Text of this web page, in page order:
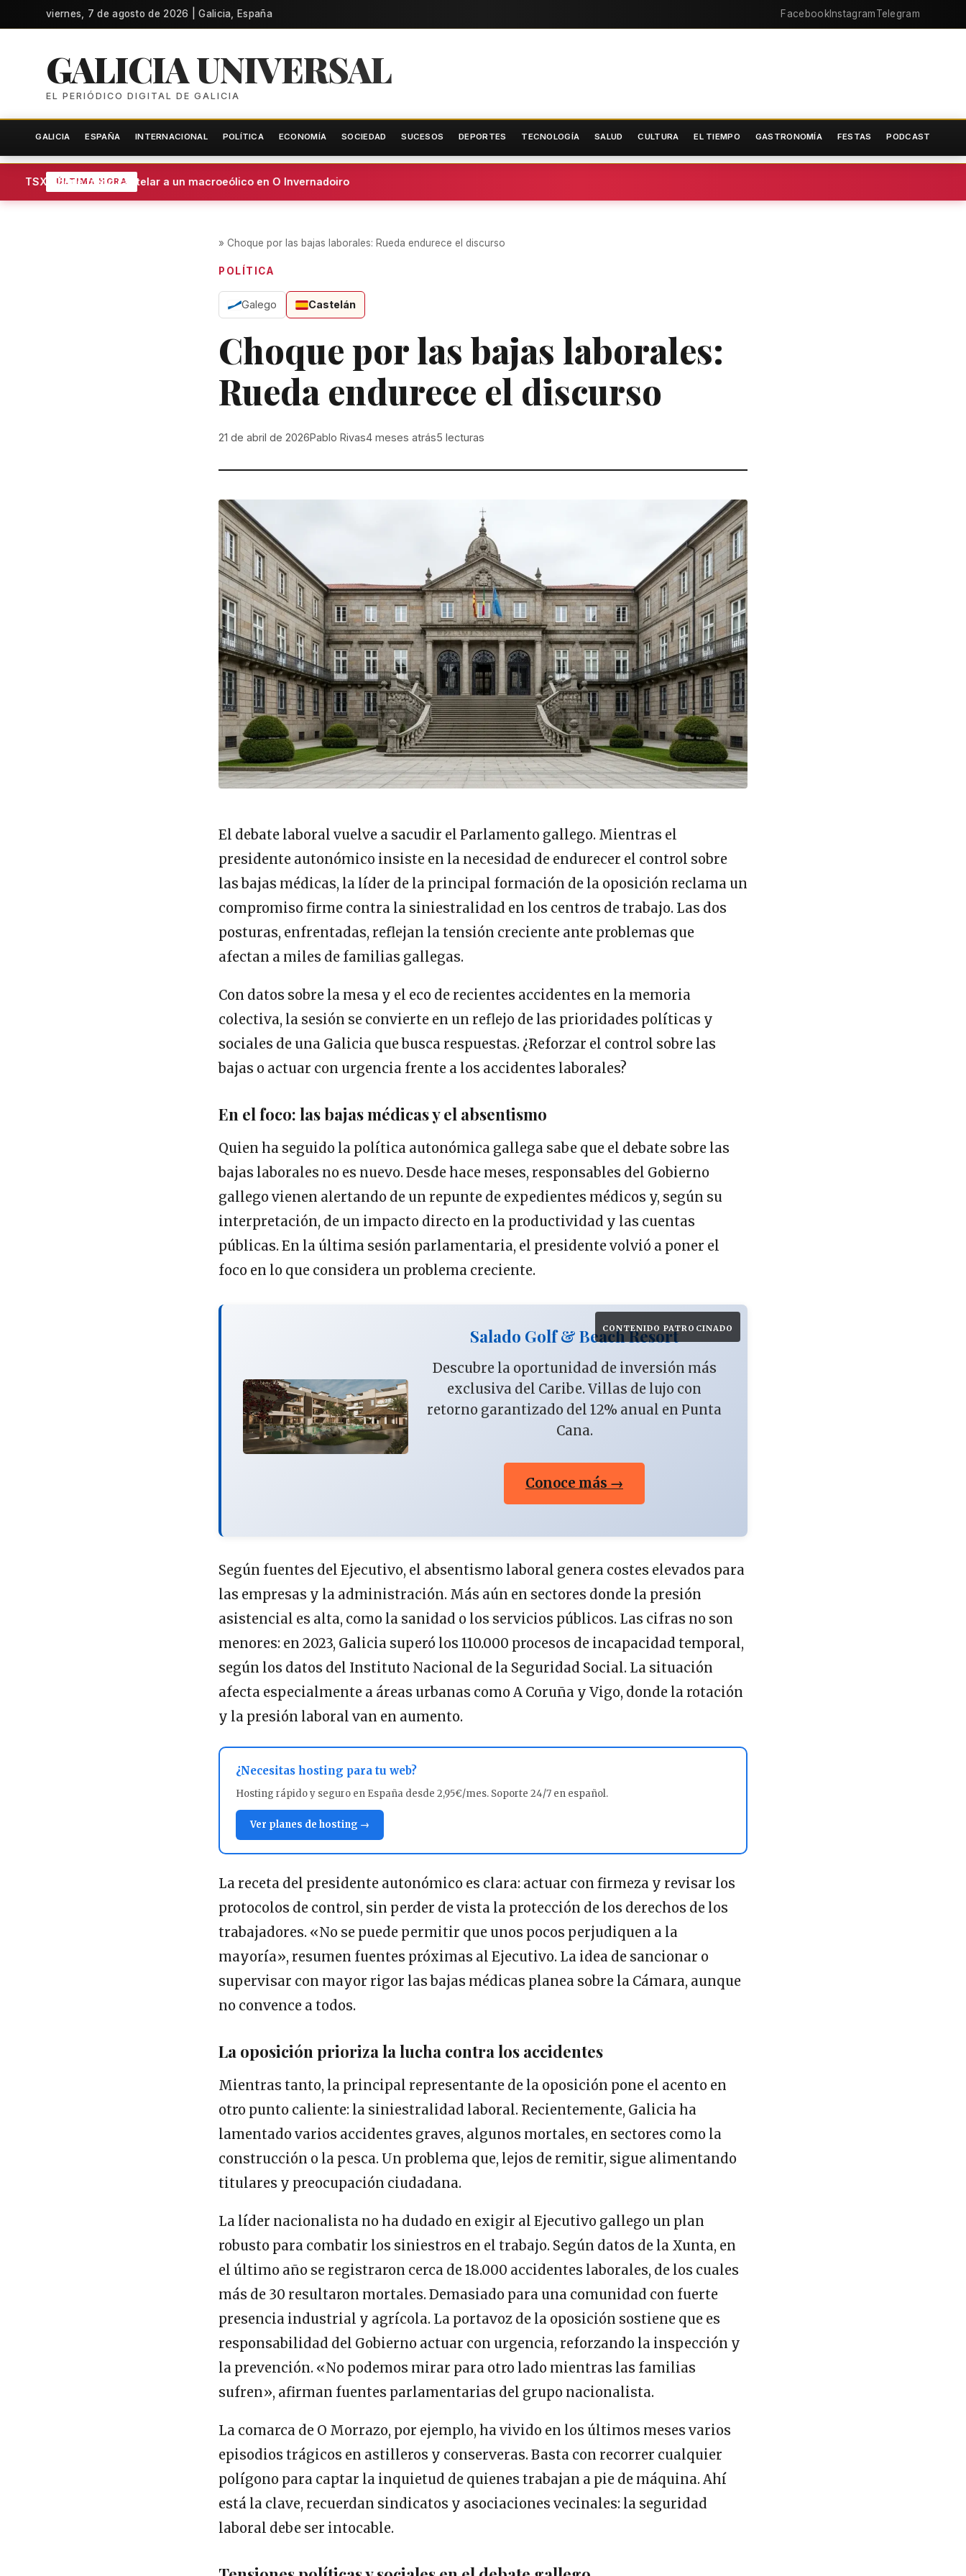
viernes, 7 de agosto de 2026 | Galicia, España FacebookInstagramTelegram
GALICIA UNIVERSAL
EL PERIÓDICO DIGITAL DE GALICIA
GALICIA ESPAÑA INTERNACIONAL POLÍTICA ECONOMÍA SOCIEDAD SUCESOS DEPORTES TECNOLOGÍA SALUD CULTURA EL TIEMPO GASTRONOMÍA FESTAS PODCAST
ÚLTIMA HORA
El TSXG pone freno cautelar a un macroeólico en O Invernadoiro
» Choque por las bajas laborales: Rueda endurece el discurso
POLÍTICA
Galego Castelán
Choque por las bajas laborales:
Rueda endurece el discurso
21 de abril de 2026Pablo Rivas4 meses atrás5 lecturas
El debate laboral vuelve a sacudir el Parlamento gallego. Mientras el
presidente autonómico insiste en la necesidad de endurecer el control sobre
las bajas médicas, la líder de la principal formación de la oposición reclama un
compromiso firme contra la siniestralidad en los centros de trabajo. Las dos
posturas, enfrentadas, reflejan la tensión creciente ante problemas que
afectan a miles de familias gallegas.
Con datos sobre la mesa y el eco de recientes accidentes en la memoria
colectiva, la sesión se convierte en un reflejo de las prioridades políticas y
sociales de una Galicia que busca respuestas. ¿Reforzar el control sobre las
bajas o actuar con urgencia frente a los accidentes laborales?
En el foco: las bajas médicas y el absentismo
Quien ha seguido la política autonómica gallega sabe que el debate sobre las
bajas laborales no es nuevo. Desde hace meses, responsables del Gobierno
gallego vienen alertando de un repunte de expedientes médicos y, según su
interpretación, de un impacto directo en la productividad y las cuentas
públicas. En la última sesión parlamentaria, el presidente volvió a poner el
foco en lo que considera un problema creciente.
CONTENIDO PATROCINADO
Salado Golf & Beach Resort
Descubre la oportunidad de inversión más
exclusiva del Caribe. Villas de lujo con
retorno garantizado del 12% anual en Punta
Cana.
Conoce más →
Según fuentes del Ejecutivo, el absentismo laboral genera costes elevados para
las empresas y la administración. Más aún en sectores donde la presión
asistencial es alta, como la sanidad o los servicios públicos. Las cifras no son
menores: en 2023, Galicia superó los 110.000 procesos de incapacidad temporal,
según los datos del Instituto Nacional de la Seguridad Social. La situación
afecta especialmente a áreas urbanas como A Coruña y Vigo, donde la rotación
y la presión laboral van en aumento.
¿Necesitas hosting para tu web?
Hosting rápido y seguro en España desde 2,95€/mes. Soporte 24/7 en español.
Ver planes de hosting →
La receta del presidente autonómico es clara: actuar con firmeza y revisar los
protocolos de control, sin perder de vista la protección de los derechos de los
trabajadores. «No se puede permitir que unos pocos perjudiquen a la
mayoría», resumen fuentes próximas al Ejecutivo. La idea de sancionar o
supervisar con mayor rigor las bajas médicas planea sobre la Cámara, aunque
no convence a todos.
La oposición prioriza la lucha contra los accidentes
Mientras tanto, la principal representante de la oposición pone el acento en
otro punto caliente: la siniestralidad laboral. Recientemente, Galicia ha
lamentado varios accidentes graves, algunos mortales, en sectores como la
construcción o la pesca. Un problema que, lejos de remitir, sigue alimentando
titulares y preocupación ciudadana.
La líder nacionalista no ha dudado en exigir al Ejecutivo gallego un plan
robusto para combatir los siniestros en el trabajo. Según datos de la Xunta, en
el último año se registraron cerca de 18.000 accidentes laborales, de los cuales
más de 30 resultaron mortales. Demasiado para una comunidad con fuerte
presencia industrial y agrícola. La portavoz de la oposición sostiene que es
responsabilidad del Gobierno actuar con urgencia, reforzando la inspección y
la prevención. «No podemos mirar para otro lado mientras las familias
sufren», afirman fuentes parlamentarias del grupo nacionalista.
La comarca de O Morrazo, por ejemplo, ha vivido en los últimos meses varios
episodios trágicos en astilleros y conserveras. Basta con recorrer cualquier
polígono para captar la inquietud de quienes trabajan a pie de máquina. Ahí
está la clave, recuerdan sindicatos y asociaciones vecinales: la seguridad
laboral debe ser intocable.